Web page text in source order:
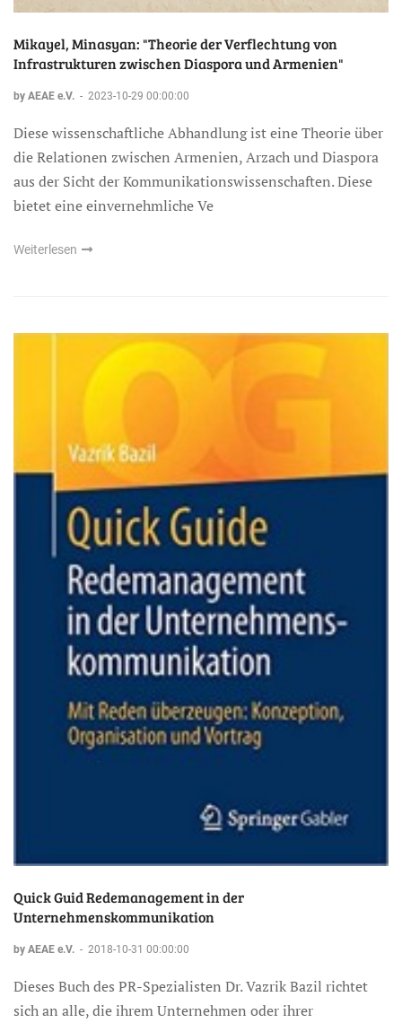
Mikayel, Minasyan: "Theorie der Verflechtung von
Infrastrukturen zwischen Diaspora und Armenien"
by AEAE e.V. - 2023-10-29 00:00:00
Diese wissenschaftliche Abhandlung ist eine Theorie über
die Relationen zwischen Armenien, Arzach und Diaspora
aus der Sicht der Kommunikationswissenschaften. Diese
bietet eine einvernehmliche Ve
Weiterlesen
Quick Guid Redemanagement in der
Unternehmenskommunikation
by AEAE e.V. - 2018-10-31 00:00:00
Dieses Buch des PR-Spezialisten Dr. Vazrik Bazil richtet
sich an alle, die ihrem Unternehmen oder ihrer